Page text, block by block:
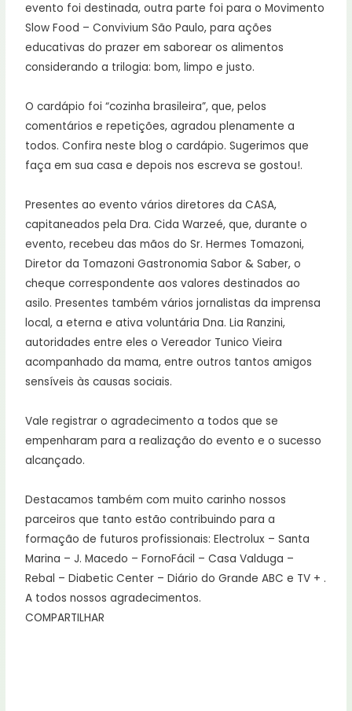
evento foi destinada, outra parte foi para o Movimento
Slow Food – Convivium São Paulo, para ações
educativas do prazer em saborear os alimentos
considerando a trilogia: bom, limpo e justo.
O cardápio foi “cozinha brasileira”, que, pelos
comentários e repetições, agradou plenamente a
todos. Confira neste blog o cardápio. Sugerimos que
faça em sua casa e depois nos escreva se gostou!.
Presentes ao evento vários diretores da CASA,
capitaneados pela Dra. Cida Warzeé, que, durante o
evento, recebeu das mãos do Sr. Hermes Tomazoni,
Diretor da Tomazoni Gastronomia Sabor & Saber, o
cheque correspondente aos valores destinados ao
asilo. Presentes também vários jornalistas da imprensa
local, a eterna e ativa voluntária Dna. Lia Ranzini,
autoridades entre eles o Vereador Tunico Vieira
acompanhado da mama, entre outros tantos amigos
sensíveis às causas sociais.
Vale registrar o agradecimento a todos que se
empenharam para a realização do evento e o sucesso
alcançado.
Destacamos também com muito carinho nossos
parceiros que tanto estão contribuindo para a
formação de futuros profissionais: Electrolux – Santa
Marina – J. Macedo – FornoFácil – Casa Valduga –
Rebal – Diabetic Center – Diário do Grande ABC e TV + .
A todos nossos agradecimentos.
COMPARTILHAR